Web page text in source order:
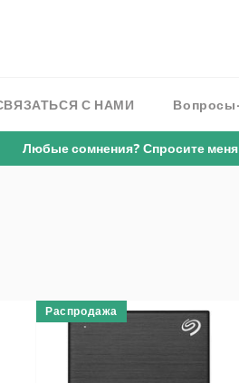
С НАМИ
Любые сомнения? Спросите
Распродажа